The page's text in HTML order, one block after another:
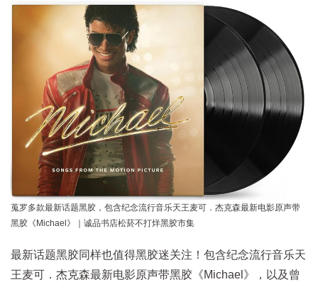
蒐罗多款最新话题黑胶，包含纪念流行音乐天王麦可．杰克森最新电影原声带
黑胶《Michael》｜诚品书店松菸不打烊黑胶市集
最新话题黑胶同样也值得黑胶迷关注！包含纪念流行音乐天
王麦可．杰克森最新电影原声带黑胶《Michael》，以及曾